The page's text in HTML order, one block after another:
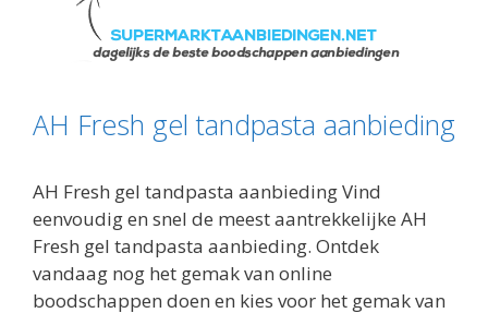
AH Fresh gel tandpasta aanbieding
AH Fresh gel tandpasta aanbieding Vind
eenvoudig en snel de meest aantrekkelijke AH
Fresh gel tandpasta aanbieding. Ontdek
vandaag nog het gemak van online
boodschappen doen en kies voor het gemak van